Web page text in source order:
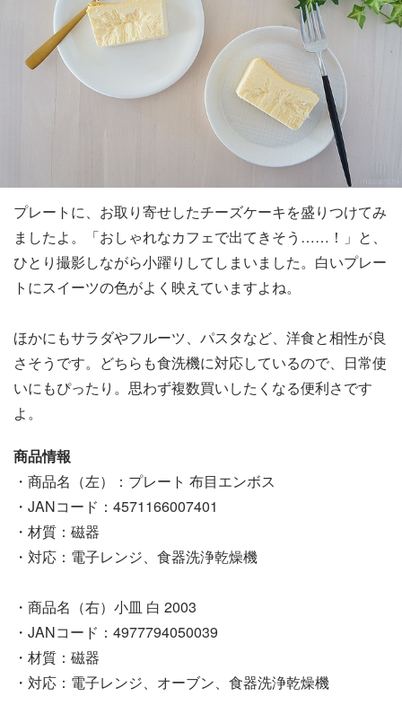
プレートに、お取り寄せしたチーズケーキを盛りつけてみ
ましたよ。「おしゃれなカフェで出てきそう……！」と、
ひとり撮影しながら小躍りしてしまいました。白いプレー
トにスイーツの色がよく映えていますよね。
ほかにもサラダやフルーツ、パスタなど、洋食と相性が良
さそうです。どちらも食洗機に対応しているので、日常使
いにもぴったり。思わず複数買いしたくなる便利さです
よ。
商品情報
・商品名（左）：プレート 布目エンボス
・JANコード：4571166007401
・材質：磁器
・対応：電子レンジ、食器洗浄乾燥機
・商品名（右）小皿 白 2003
・JANコード：4977794050039
・材質：磁器
・対応：電子レンジ、オーブン、食器洗浄乾燥機